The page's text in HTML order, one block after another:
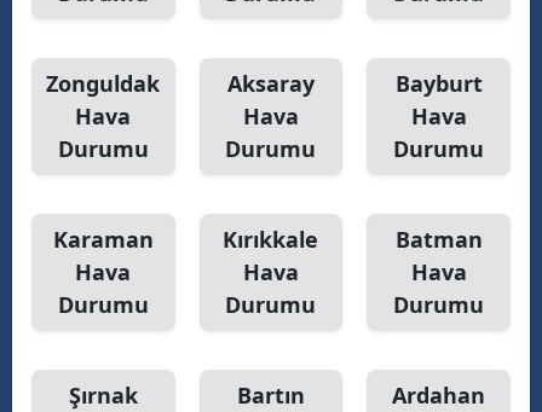
Zonguldak
Hava
Durumu
Aksaray
Hava
Durumu
Bayburt
Hava
Durumu
Karaman
Hava
Durumu
Kırıkkale
Hava
Durumu
Batman
Hava
Durumu
Şırnak
Bartın
Ardahan